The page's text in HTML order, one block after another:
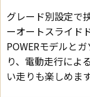
グレード別設定で
ーオートスライド
POWERモデルと
り、電動走行によ
い走りも楽しめます